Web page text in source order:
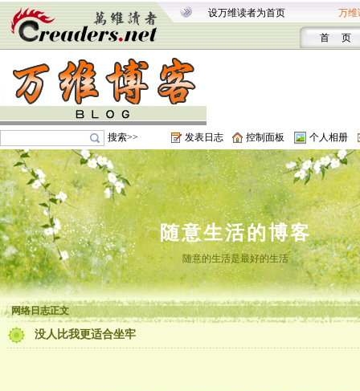
设万维读者为首页 万维
首 页
搜索>> 发表日志 控制面板 个人相册
随意生活的博客
随意的生活是最好的生活
网络日志正文
没人比我更适合坐牢